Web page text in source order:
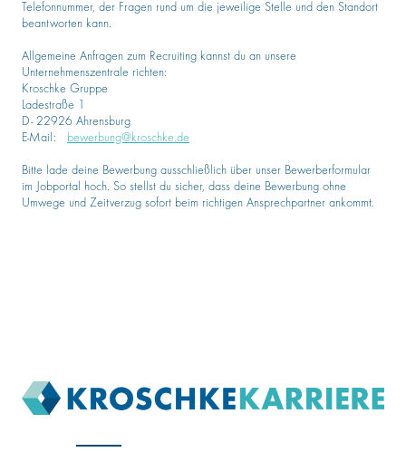
Telefonnummer, der Fragen rund um die jeweilige Stelle und den Standort
beantworten kann.
Allgemeine Anfragen zum Recruiting kannst du an unsere
Unternehmenszentrale richten:
Kroschke Gruppe
Ladestraße 1
D- 22926 Ahrensburg
E-Mail: bewerbung@kroschke.de
Bitte lade deine Bewerbung ausschließlich über unser Bewerberformular
im Jobportal hoch. So stellst du sicher, dass deine Bewerbung ohne
Umwege und Zeitverzug sofort beim richtigen Ansprechpartner ankommt.